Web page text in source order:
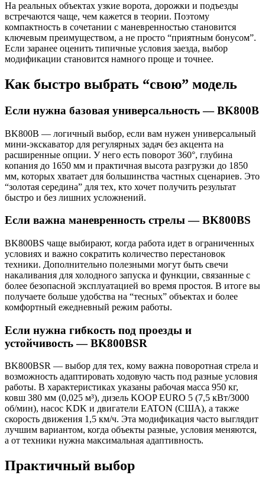
На реальных объектах узкие ворота, дорожки и подъезды
встречаются чаще, чем кажется в теории. Поэтому
компактность в сочетании с маневренностью становится
ключевым преимуществом, а не просто “приятным бонусом”.
Если заранее оценить типичные условия заезда, выбор
модификации становится намного проще и точнее.
Как быстро выбрать “свою” модель
Если нужна базовая универсальность — BK800B
BK800B — логичный выбор, если вам нужен универсальный
мини-экскаватор для регулярных задач без акцента на
расширенные опции. У него есть поворот 360°, глубина
копания до 1650 мм и практичная высота разгрузки до 1850
мм, которых хватает для большинства частных сценариев. Это
“золотая середина” для тех, кто хочет получить результат
быстро и без лишних усложнений.
Если важна маневренность стрелы — BK800BS
BK800BS чаще выбирают, когда работа идет в ограниченных
условиях и важно сократить количество перестановок
техники. Дополнительно полезными могут быть свечи
накаливания для холодного запуска и функции, связанные с
более безопасной эксплуатацией во время простоя. В итоге вы
получаете больше удобства на “тесных” объектах и более
комфортный ежедневный режим работы.
Если нужна гибкость под проезды и
устойчивость — BK800BSR
BK800BSR — выбор для тех, кому важна поворотная стрела и
возможность адаптировать ходовую часть под разные условия
работы. В характеристиках указаны рабочая масса 950 кг,
ковш 380 мм (0,025 м³), дизель KOOP EURO 5 (7,5 кВт/3000
об/мин), насос KDK и двигатели EATON (США), а также
скорость движения 1,5 км/ч. Эта модификация часто выглядит
лучшим вариантом, когда объекты разные, условия меняются,
а от техники нужна максимальная адаптивность.
Практичный выбор